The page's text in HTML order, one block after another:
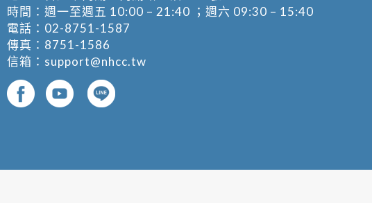
時間：週一至週五 10:00 – 21:40 ；週六 09:30 – 15:40
電話： 02-8751-1587
傳真：8751-1586
信箱： support@nhcc.tw